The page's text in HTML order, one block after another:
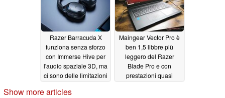
Razer Barracuda X
funziona senza sforzo
con Immerse Hive per
l'audio spaziale 3D, ma
ci sono delle limitazioni
Maingear Vector Pro è
ben 1,5 libbre più
leggero del Razer
Blade Pro e con
prestazioni quasi
Show more articles